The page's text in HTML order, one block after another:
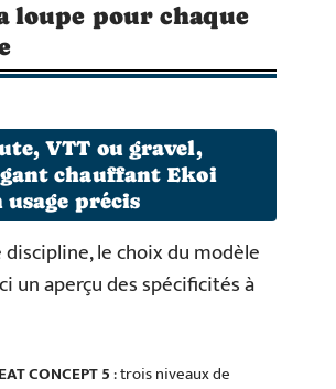
loupe pour chaque
VTT ou gravel,
chauffant Ekoi
précis
le choix du modèle
un aperçu des spécificités à
CONCEPT 5: trois niveaux de